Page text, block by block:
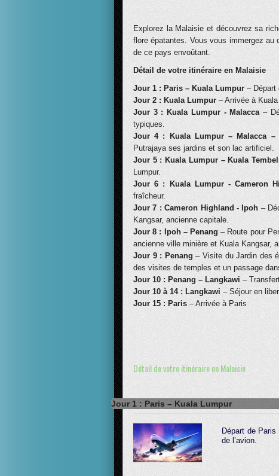
Explorez la Malaisie et découvrez sa
flore épatantes. Vous vous immergez
de ce pays envoûtant.
Détail de votre itinéraire en Malaisie
Jour 1 : Paris – Kuala Lumpur – Départ
Jour 2 : Kuala Lumpur – Arrivée à
Jour 3 : Kuala Lumpur - Malacca –
typiques.
Jour 4 : Kuala Lumpur – Malacca –
Putrajaya ses jardins et son lac artificiel.
Jour 5 : Kuala Lumpur – Kuala
Lumpur.
Jour 6 : Kuala Lumpur - Cameron
fraîcheur.
Jour 7 : Cameron Highland - Ipoh –
Kangsar, ancienne capitale.
Jour 8 : Ipoh – Penang – Route pour
ancienne ville minière et Kuala Kangsar,
Jour 9 : Penang– Visite du Jardin des
des visites de temples et un passage
Jour 10 : Penang – Langkawi –
Jour 10 à 14 : Langkawi – Séjour en
Jour 15 : Paris – Arrivée à Paris
Détail de votre itinéraire en Malaisie
Jour 1 : Paris – Kuala Lumpur
Départ de
de l’avion.